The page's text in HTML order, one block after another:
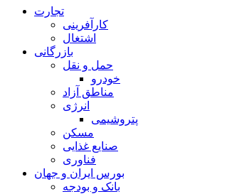
تجارت
کارآفرینی
اشتغال
بازرگانی
حمل و نقل
خودرو
مناطق آزاد
انرژی
پتروشیمی
مسکن
صنایع غذایی
فناوری
بورس ایران و جهان
بانک و بودجه